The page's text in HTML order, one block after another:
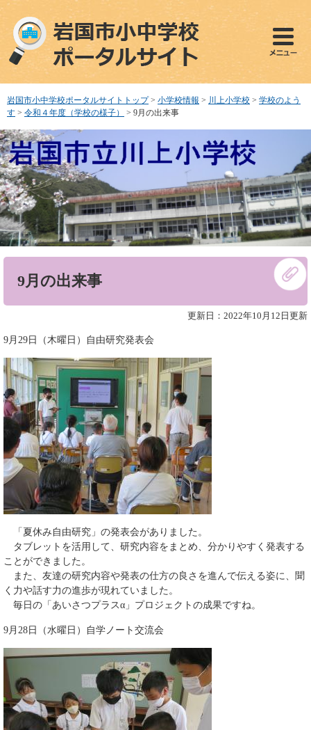
ペ
で
す
メ
ば
し
本
文
へ
岩国市小中学校ポータルサイトトップ > 小学校情報 > 川上小学校 > 学校のよう
す > 令和４年度（学校の様子） > 9月の出来事
9月の出来事
更新日：2022年10月12日更新
9月29日（木曜日）自由研究発表会
「夏休み自由研究」の発表会がありました。
タブレットを活用して、研究内容をまとめ、分かりやすく発表する
ことができました。
また、友達の研究内容や発表の仕方の良さを進んで伝える姿に、聞
く力や話す力の進歩が現れていました。
毎日の「あいさつプラスα」プロジェクトの成果ですね。
9月28日（水曜日）自学ノート交流会